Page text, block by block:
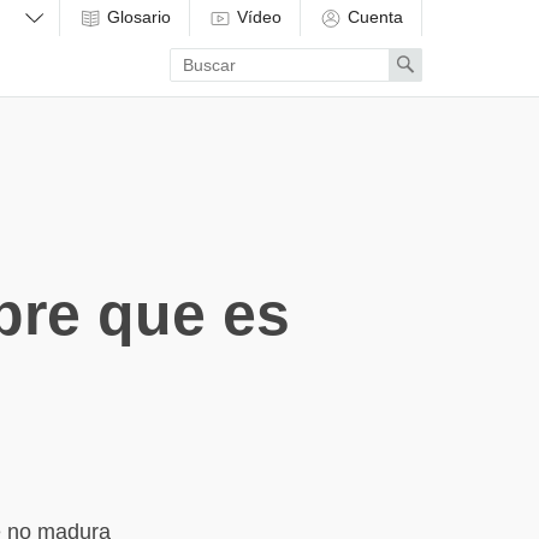
Glosario Vídeo Cuenta
Enter
search
term
Search
que es
madura